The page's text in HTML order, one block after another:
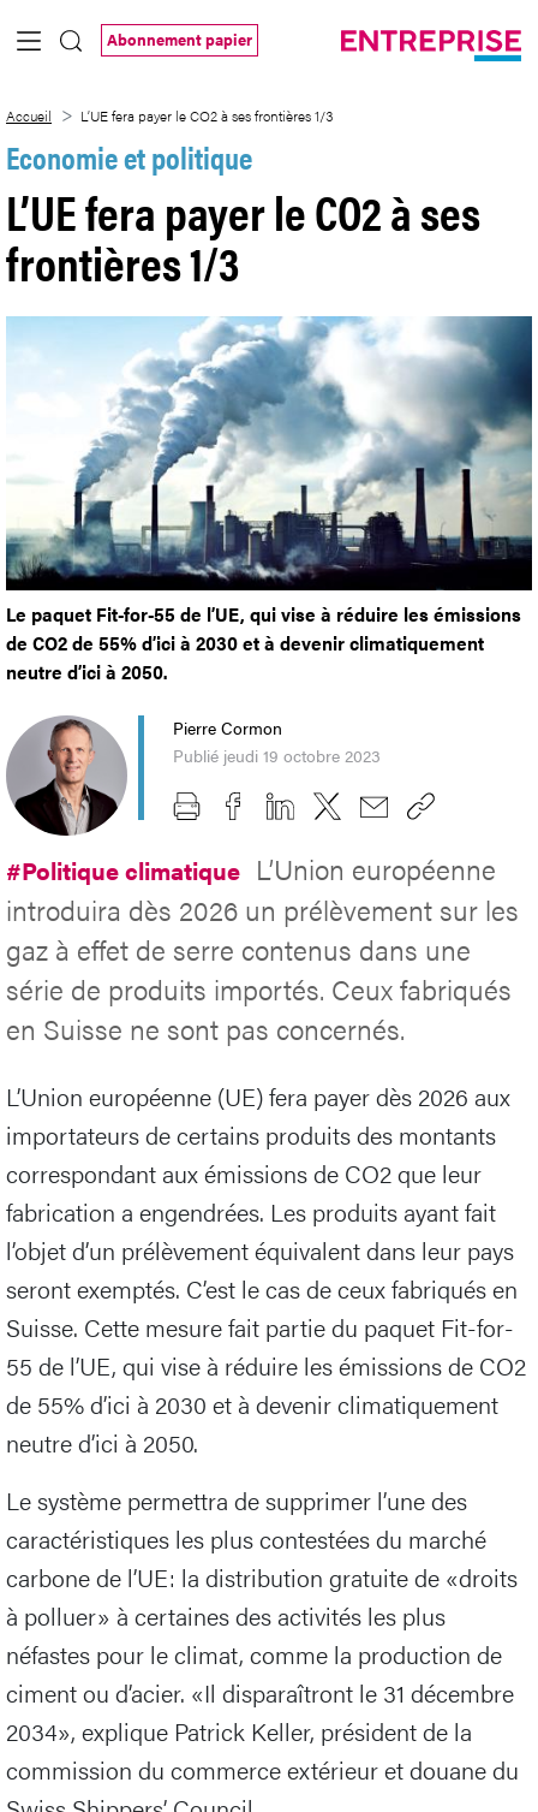
Saut au contenu principal
Abonnement papier
Accueil L’UE fera payer le CO2 à ses frontières 1/3
Economie et politique
L’UE fera payer le CO2 à ses
frontières 1/3
Le paquet Fit-for-55 de l’UE, qui vise à réduire les émissions
de CO2 de 55% d’ici à 2030 et à devenir climatiquement
neutre d’ici à 2050.
Pierre Cormon
Publié jeudi 19 octobre 2023
#Politique climatique L’Union européenne
introduira dès 2026 un prélèvement sur les
gaz à effet de serre contenus dans une
série de produits importés. Ceux fabriqués
en Suisse ne sont pas concernés.
L’Union européenne (UE) fera payer dès 2026 aux
importateurs de certains produits des montants
correspondant aux émissions de CO2 que leur
fabrication a engendrées. Les produits ayant fait
l’objet d’un prélèvement équivalent dans leur pays
seront exemptés. C’est le cas de ceux fabriqués en
Suisse. Cette mesure fait partie du paquet Fit-for-
55 de l’UE, qui vise à réduire les émissions de CO2
de 55% d’ici à 2030 et à devenir climatiquement
neutre d’ici à 2050.
Le système permettra de supprimer l’une des
caractéristiques les plus contestées du marché
carbone de l’UE: la distribution gratuite de «droits
à polluer» à certaines des activités les plus
néfastes pour le climat, comme la production de
ciment ou d’acier. «Il disparaîtront le 31 décembre
2034», explique Patrick Keller, président de la
commission du commerce extérieur et douane du